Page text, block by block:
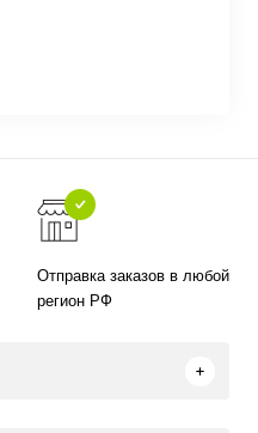
Отправка заказов в любой
регион РФ